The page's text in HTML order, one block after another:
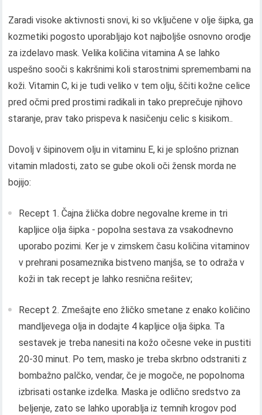
Zaradi visoke aktivnosti snovi, ki so vključene v olje šipka, ga
kozmetiki pogosto uporabljajo kot najboljše osnovno orodje
za izdelavo mask. Velika količina vitamina A se lahko
uspešno sooči s kakršnimi koli starostnimi spremembami na
koži. Vitamin C, ki je tudi veliko v tem olju, ščiti kožne celice
pred očmi pred prostimi radikali in tako preprečuje njihovo
staranje, prav tako prispeva k nasičenju celic s kisikom..
Dovolj v šipinovem olju in vitaminu E, ki je splošno priznan
vitamin mladosti, zato se gube okoli oči žensk morda ne
bojijo:
Recept 1. Čajna žlička dobre negovalne kreme in tri
kapljice olja šipka - popolna sestava za vsakodnevno
uporabo pozimi. Ker je v zimskem času količina vitaminov
v prehrani posameznika bistveno manjša, se to odraža v
koži in tak recept je lahko resnična rešitev;
Recept 2. Zmešajte eno žličko smetane z enako količino
mandljevega olja in dodajte 4 kapljice olja šipka. Ta
sestavek je treba nanesiti na kožo očesne veke in pustiti
20-30 minut. Po tem, masko je treba skrbno odstraniti z
bombažno palčko, vendar, če je mogoče, ne popolnoma
izbrisati ostanke izdelka. Maska je odlično sredstvo za
beljenje, zato se lahko uporablja iz temnih krogov pod